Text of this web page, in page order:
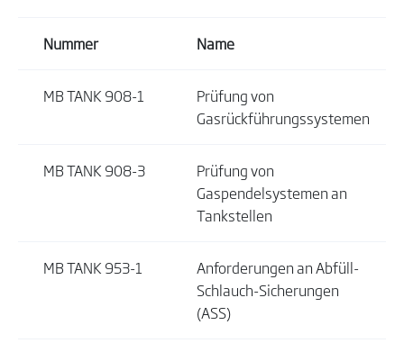
Nummer Name
MB TANK 908-1
Prüfung von
Gasrückführungssystemen
MB TANK 908-3
Prüfung von
Gaspendelsystemen an
Tankstellen
MB TANK 953-1
Anforderungen an Abfüll-
Schlauch-Sicherungen
(ASS)